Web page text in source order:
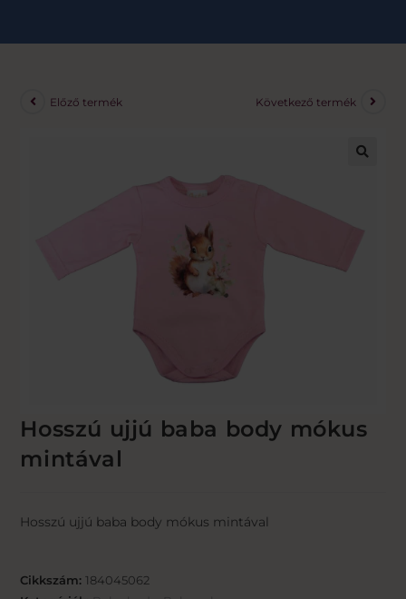
Előző termék Következő termék
Hosszú ujjú baba body mókus
mintával
Hosszú ujjú baba body mókus mintával
Cikkszám:184045062